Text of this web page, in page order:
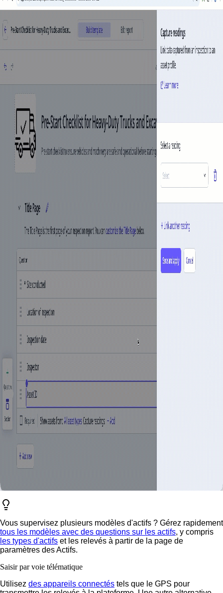
Vous supervisez plusieurs modèles d'actifs ? Gérez rapidement
tous les modèles avec des questions sur les actifs, y compris
les types d'actifs et les relevés à partir de la page de
paramètres des Actifs.
Saisir par voie télématique
Utilisez des appareils connectés tels que le GPS pour